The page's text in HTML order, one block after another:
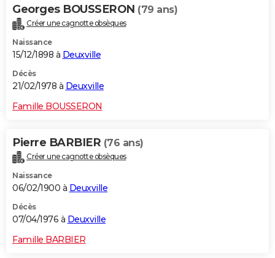
Georges BOUSSERON (79 ans)
Créer une cagnotte obsèques
Naissance
15/12/1898 à Deuxville
Décès
21/02/1978 à Deuxville
Famille BOUSSERON
Pierre BARBIER (76 ans)
Créer une cagnotte obsèques
Naissance
06/02/1900 à Deuxville
Décès
07/04/1976 à Deuxville
Famille BARBIER